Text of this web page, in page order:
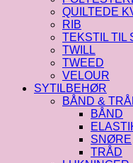
QUILTEDE
RIB
TEKSTIL TIL
TWILL
TWEED
VELOUR
SYTILBEHØR
BÅND &
BÅND
SNØRE
TRÅD